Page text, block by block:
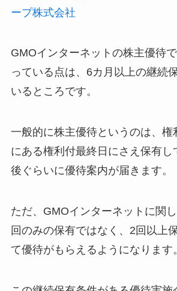
ープ株式会社
GMOインターネットの株主優待
っている点は、6カ月以上の継続
いるところです。
一般的に株主優待というのは、権
にある権利付最終日にさえ保有し
後ぐらいに優待案内が届きます。
ただ、GMOインターネットに関
回のみの保有ではなく、2回以上
て優待がもらえるようになります。